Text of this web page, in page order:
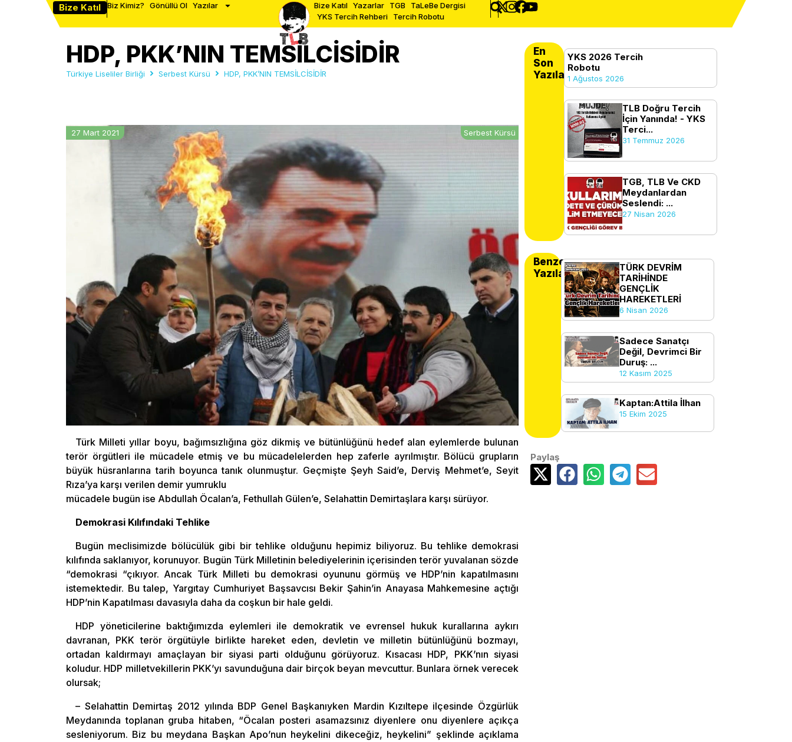
Bize Katıl Biz Kimiz? Gönüllü Ol Yazılar Bize Katıl Yazarlar TGB TaLeBe Dergisi
YKS Tercih Rehberi Tercih Robotu
HDP, PKK’NIN TEMSİLCİSİDİR
Türkiye Liseliler Birliği Serbest Kürsü HDP, PKK’NIN TEMSİLCİSİDİR
27 Mart 2021 Serbest Kürsü
Türk Milleti yıllar boyu, bağımsızlığına göz dikmiş ve bütünlüğünü hedef alan eylemlerde bulunan
terör örgütleri ile mücadele etmiş ve bu mücadelelerden hep zaferle ayrılmıştır. Bölücü grupların
büyük hüsranlarına tarih boyunca tanık olunmuştur. Geçmişte Şeyh Said’e, Derviş Mehmet’e, Seyit
Rıza’ya karşı verilen demir yumruklu
mücadele bugün ise Abdullah Öcalan’a, Fethullah Gülen’e, Selahattin Demirtaşlara karşı sürüyor.
Demokrasi Kılıfındaki Tehlike
Bugün meclisimizde bölücülük gibi bir tehlike olduğunu hepimiz biliyoruz. Bu tehlike demokrasi
kılıfında saklanıyor, korunuyor. Bugün Türk Milletinin belediyelerinin içerisinden terör yuvalanan sözde
“demokrasi “çıkıyor. Ancak Türk Milleti bu demokrasi oyununu görmüş ve HDP’nin kapatılmasını
istemektedir. Bu talep, Yargıtay Cumhuriyet Başsavcısı Bekir Şahin’in Anayasa Mahkemesine açtığı
HDP’nin Kapatılması davasıyla daha da coşkun bir hale geldi.
HDP yöneticilerine baktığımızda eylemleri ile demokratik ve evrensel hukuk kurallarına aykırı
davranan, PKK terör örgütüyle birlikte hareket eden, devletin ve milletin bütünlüğünü bozmayı,
ortadan kaldırmayı amaçlayan bir siyasi parti olduğunu görüyoruz. Kısacası HDP, PKK’nın siyasi
koludur. HDP milletvekillerin PKK’yı savunduğuna dair birçok beyan mevcuttur. Bunlara örnek verecek
olursak;
– Selahattin Demirtaş 2012 yılında BDP Genel Başkanıyken Mardin Kızıltepe ilçesinde Özgürlük
Meydanında toplanan gruba hitaben, “Öcalan posteri asamazsınız diyenlere onu diyenlere açıkça
sesleniyorum. Biz bu meydana Başkan Apo’nun heykelini dikeceğiz, heykelini” şeklinde açıklama
En
Son
Yazılanlar
YKS 2026 Tercih
Robotu
1 Ağustos 2026
TLB Doğru Tercih
İçin Yanında! - YKS
Terci...
31 Temmuz 2026
TGB, TLB Ve CKD
Meydanlardan
Seslendi: ...
27 Nisan 2026
Benzer
Yazılar
TÜRK DEVRİM
TARİHİNDE
GENÇLİK
HAREKETLERİ
6 Nisan 2026
Sadece Sanatçı
Değil, Devrimci Bir
Duruş: ...
12 Kasım 2025
Kaptan:Attila İlhan
15 Ekim 2025
Paylaş